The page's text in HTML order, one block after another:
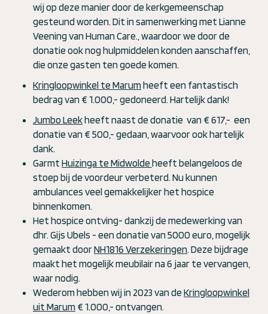
wij op deze manier door de kerkgemeenschap
gesteund worden. Dit in samenwerking met Lianne
Veening van Human Care., waardoor we door de
donatie ook nog hulpmiddelen konden aanschaffen,
die onze gasten ten goede komen.
Kringloopwinkel te Marum heeft een fantastisch
bedrag van € 1.000,- gedoneerd. Hartelijk dank!
Jumbo Leekheeft naast de donatie van € 617,- een
donatie van € 500,- gedaan, waarvoor ook hartelijk
dank.
Garmt Huizinga te Midwolde heeft belangeloos de
stoep bij de voordeur verbeterd. Nu kunnen
ambulances veel gemakkelijker het hospice
binnenkomen.
Het hospice ontving- dankzij de medewerking van
dhr. Gijs Ubels - een donatie van 5000 euro, mogelijk
gemaakt doorNH1816 Verzekeringen. Deze bijdrage
maakt het mogelijk meubilair na 6 jaar te vervangen,
waar nodig.
Wederom hebben wij in 2023 van de Kringloopwinkel
uit Marum € 1.000,- ontvangen.